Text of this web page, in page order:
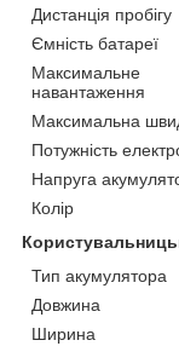
Дистанція пробігу
Ємність батареї
Максимальне
навантаження
Максимальна
Потужність
Напруга
Колір
Тип акумулятора
Довжина
Ширина